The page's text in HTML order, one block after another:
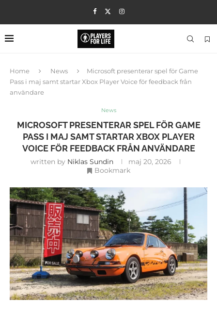
Home News
Microsoft presenterar spel för Game
Pass i maj samt startar Xbox Player Voice för feedback från
användare
News
MICROSOFT PRESENTERAR SPEL FÖR GAME
PASS I MAJ SAMT STARTAR XBOX PLAYER
VOICE FÖR FEEDBACK FRÅN ANVÄNDARE
written by Niklas Sundin
maj 20, 2026
Bookmark